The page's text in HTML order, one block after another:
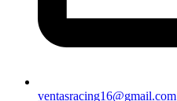
ventasracing16@gmail.com